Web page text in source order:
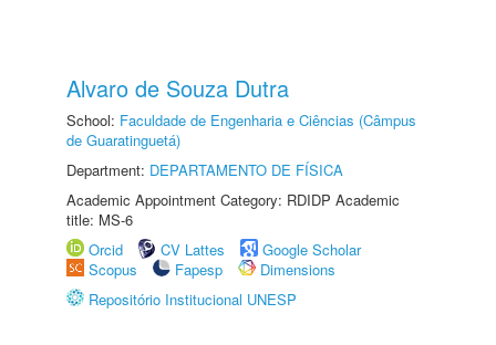
Alvaro de Souza Dutra
School: Faculdade de Engenharia e Ciências (Câmpus
de Guaratinguetá)
Department: DEPARTAMENTO DE FÍSICA
Academic Appointment Category: RDIDP Academic
title: MS-6
Orcid
CV Lattes
Google Scholar
Scopus
Fapesp
Dimensions
Repositório Institucional UNESP